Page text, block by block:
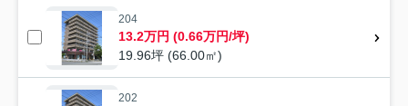
204
13.2万円 (0.66万円/坪)
19.96坪 (66.00㎡)
202